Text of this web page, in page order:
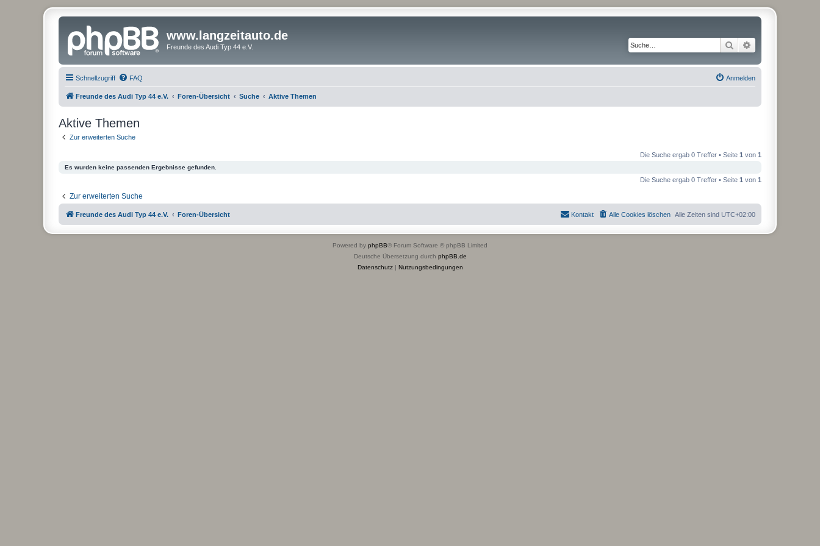
www.langzeitauto.de
Freunde des Audi Typ 44 e.V. Suche
Schnellzugriff FAQ Anmelden
Freunde des Audi Typ 44 e.V. Foren-Übersicht Suche Aktive Themen
Aktive Themen
Zur erweiterten Suche
Die Suche ergab 0 Treffer • Seite 1 von 1
Es wurden keine passenden Ergebnisse gefunden.
Die Suche ergab 0 Treffer • Seite 1 von 1
Zur erweiterten Suche
Freunde des Audi Typ 44 e.V. Foren-Übersicht Alle Zeiten sind UTC+02:00
Alle Cookies löschen
Kontakt
Powered by phpBB® Forum Software © phpBB Limited
Deutsche Übersetzung durch phpBB.de
Datenschutz| Nutzungsbedingungen